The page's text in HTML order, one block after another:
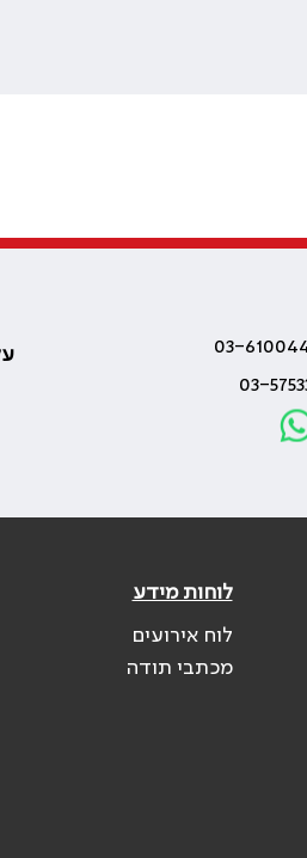
לוחות מידע
לוח אירועים
מכתבי תודה